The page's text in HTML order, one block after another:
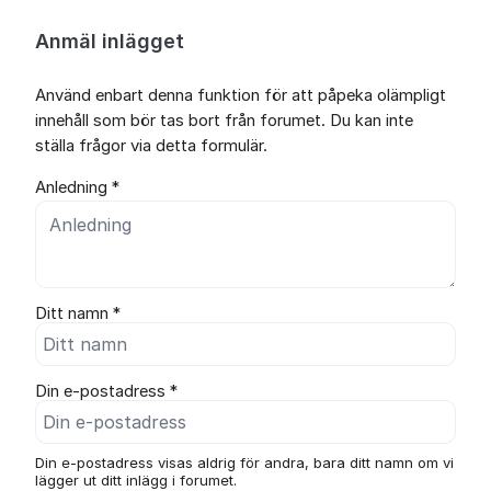
Anmäl inlägget
Använd enbart denna funktion för att påpeka olämpligt
innehåll som bör tas bort från forumet. Du kan inte
ställa frågor via detta formulär.
Anledning *
Ditt namn *
Din e-postadress *
Din e-postadress visas aldrig för andra, bara ditt namn om vi
lägger ut ditt inlägg i forumet.